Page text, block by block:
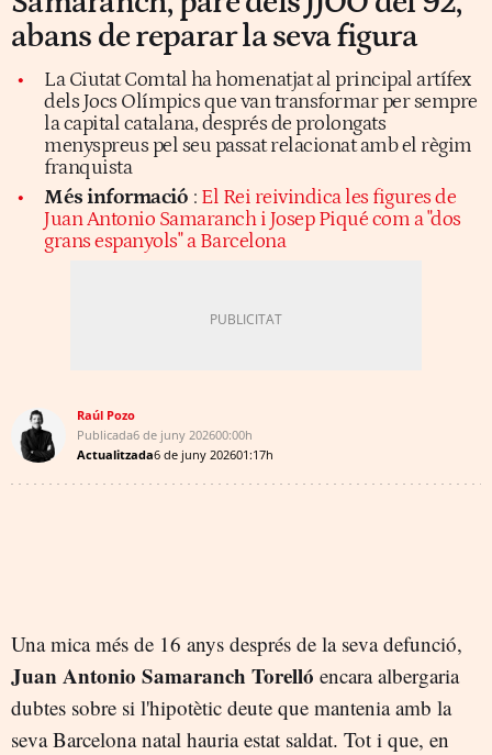
abans de reparar la seva figura
La Ciutat Comtal ha homenatjat al principal artífex
dels Jocs Olímpics que van transformar per sempre
la capital catalana, després de prolongats
menyspreus pel seu passat relacionat amb el règim
franquista
Més informació : El Rei reivindica les figures de
Juan Antonio Samaranch i Josep Piqué com a "dos
grans espanyols" a Barcelona
Raúl Pozo
Publicada6 de juny 202600:00h
Actualitzada6 de juny 202601:17h
Una mica més de 16 anys després de la seva defunció,
Juan Antonio Samaranch Torelló encara albergaria
dubtes sobre si l'hipotètic deute que mantenia amb la
seva Barcelona natal hauria estat saldat. Tot i que, en